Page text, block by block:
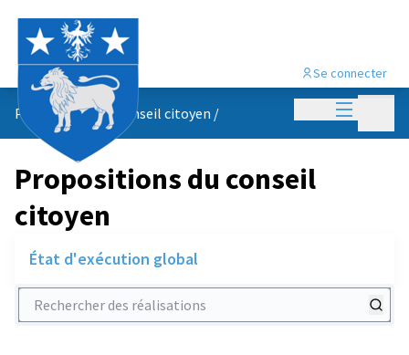
Menu
Se connecter
Propositions du conseil citoyen /
Propositions du conseil
citoyen
État d'exécution global
Rechercher des réalisations